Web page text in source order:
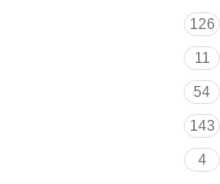
126
11
54
143
4